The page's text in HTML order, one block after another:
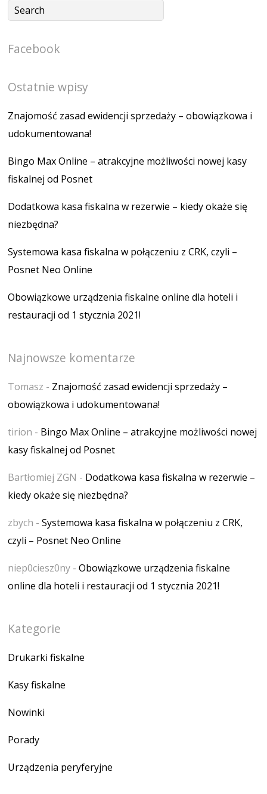
Facebook
Ostatnie wpisy
Znajomość zasad ewidencji sprzedaży – obowiązkowa i
udokumentowana!
Bingo Max Online – atrakcyjne możliwości nowej kasy
fiskalnej od Posnet
Dodatkowa kasa fiskalna w rezerwie – kiedy okaże się
niezbędna?
Systemowa kasa fiskalna w połączeniu z CRK, czyli –
Posnet Neo Online
Obowiązkowe urządzenia fiskalne online dla hoteli i
restauracji od 1 stycznia 2021!
Najnowsze komentarze
Tomasz - Znajomość zasad ewidencji sprzedaży –
obowiązkowa i udokumentowana!
tirion - Bingo Max Online – atrakcyjne możliwości nowej
kasy fiskalnej od Posnet
Bartłomiej ZGN - Dodatkowa kasa fiskalna w rezerwie –
kiedy okaże się niezbędna?
zbych -Systemowa kasa fiskalna w połączeniu z CRK,
czyli – Posnet Neo Online
niep0ciesz0ny -Obowiązkowe urządzenia fiskalne
online dla hoteli i restauracji od 1 stycznia 2021!
Kategorie
Drukarki fiskalne
Kasy fiskalne
Nowinki
Porady
Urządzenia peryferyjne